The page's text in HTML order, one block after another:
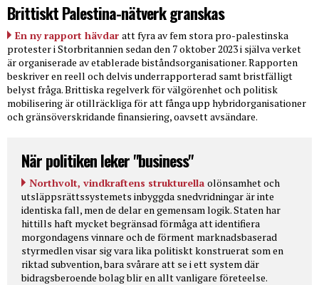
Brittiskt Palestina-nätverk granskas
En ny rapport hävdar att fyra av fem stora pro-palestinska
protester i Storbritannien sedan den 7 oktober 2023 i själva verket
är organiserade av etablerade biståndsorganisationer. Rapporten
beskriver en reell och delvis underrapporterad samt bristfälligt
belyst fråga. Brittiska regelverk för välgörenhet och politisk
mobilisering är otillräckliga för att fånga upp hybridorganisationer
och gränsöverskridande finansiering, oavsett avsändare.
När politiken leker "business"
Northvolt, vindkraftens strukturella olönsamhet och
utsläppsrättssystemets inbyggda snedvridningar är inte
identiska fall, men de delar en gemensam logik. Staten har
hittills haft mycket begränsad förmåga att identifiera
morgondagens vinnare och de förment marknadsbaserad
styrmedlen visar sig vara lika politiskt konstruerat som en
riktad subvention, bara svårare att se i ett system där
bidragsberoende bolag blir en allt vanligare företeelse.